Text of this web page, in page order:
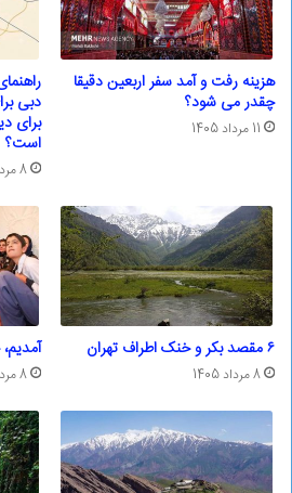
هزینه رفت و آمد سفر اربعین دقیقا
چقدر می شود؟
11 مرداد 1405
دبی
برای
است؟
8 مرداد 1405
۶ مقصد بکر و خنک اطراف تهران
8 مرداد 1405 8 مرداد 1405